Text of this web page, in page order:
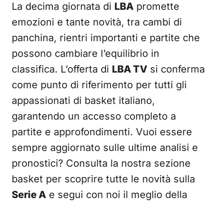
La decima giornata di LBA promette
emozioni e tante novità, tra cambi di
panchina, rientri importanti e partite che
possono cambiare l’equilibrio in
classifica. L’offerta di LBA TV si conferma
come punto di riferimento per tutti gli
appassionati di basket italiano,
garantendo un accesso completo a
partite e approfondimenti. Vuoi essere
sempre aggiornato sulle ultime analisi e
pronostici? Consulta la nostra sezione
basket per scoprire tutte le novità sulla
Serie A e segui con noi il meglio della